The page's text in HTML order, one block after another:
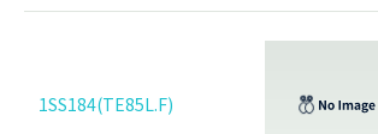
1SS184(TE85L.F)